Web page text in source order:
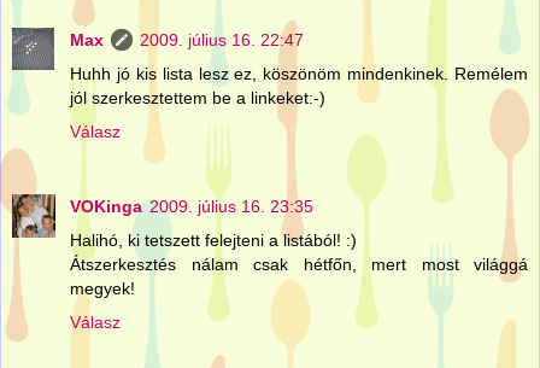
Max
2009. július 16. 22:47
Huhh jó kis lista lesz ez, köszönöm mindenkinek. Remélem
jól szerkesztettem be a linkeket:-)
Válasz
VOKinga 2009. július 16. 23:35
Halihó, ki tetszett felejteni a listából! :)
Átszerkesztés nálam csak hétfőn, mert most világgá
megyek!
Válasz